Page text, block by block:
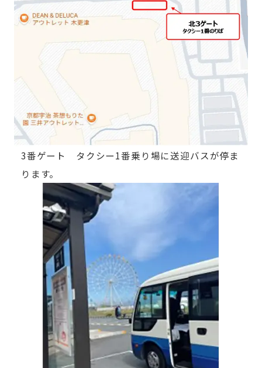
3番ゲート タクシー1番乗り場に送迎バスが停ま
ります。